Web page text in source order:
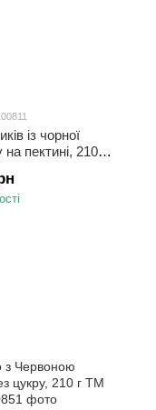
із чорної
пектині, 210 г